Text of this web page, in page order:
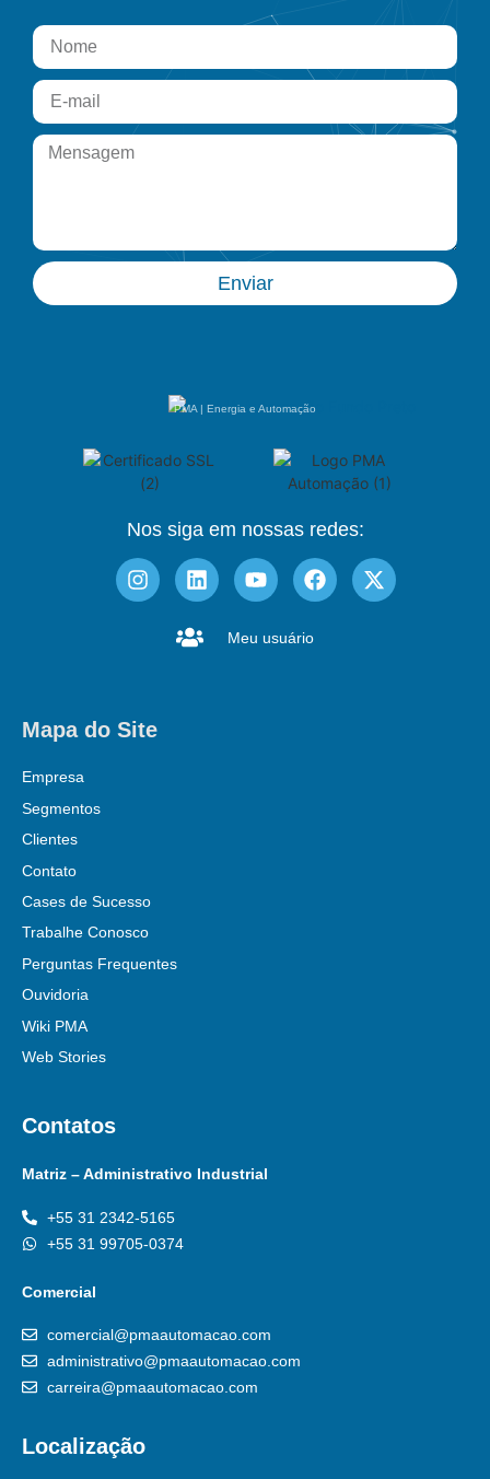
Enviar
PMA | Energia e Automação
Nos siga em nossas redes:
Meu usuário
Mapa do Site
Empresa
Segmentos
Clientes
Contato
Cases de Sucesso
Trabalhe Conosco
Perguntas Frequentes
Ouvidoria
Wiki PMA
Web Stories
Contatos
Matriz – Administrativo Industrial
+55 31 2342-5165
+55 31 99705-0374
Comercial
comercial@pmaautomacao.com
administrativo@pmaautomacao.com
carreira@pmaautomacao.com
Localização